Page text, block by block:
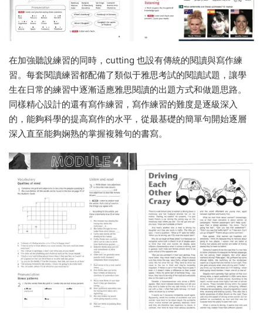
在加強聽說練習的同時，cutting 也設有傳統的閱讀與寫作練
習。每套閱讀練習都配備了類似于雅思考試的閱讀試題，讓學
生在日常的練習中逐漸适應雅思閱讀的出題方式和做題思路。
同樣精心設計的還有寫作練習，寫作練習的難度是逐級深入
的，能夠科學的提高寫作的水平，從最基礎的簡單句開始逐層
深入直至能夠娴熟的掌握複雜句的書寫。